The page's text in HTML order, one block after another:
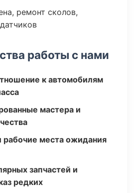
ремонт сколов,
работы с нами
к автомобилям
мастера и
рабочие места ожидания
запчастей и
редких